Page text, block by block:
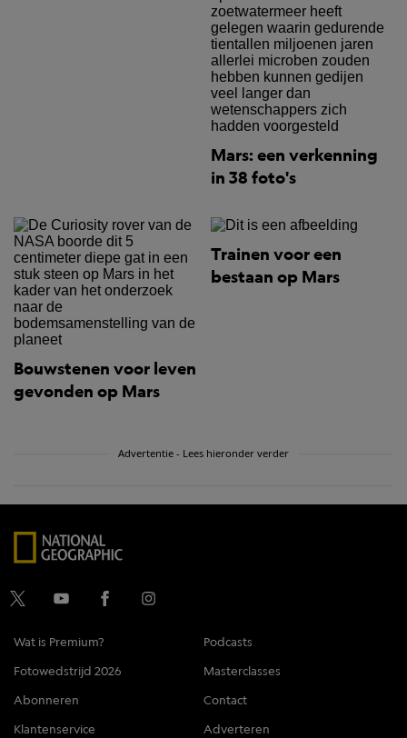
Mars: een verkenning
in 38 foto's
Bouwstenen voor leven
gevonden op Mars
Trainen voor een
bestaan op Mars
Advertentie - Lees hieronder verder
Wat is Premium?
Podcasts
Fotowedstrijd 2026
Masterclasses
Abonneren
Contact
Klantenservice
Adverteren